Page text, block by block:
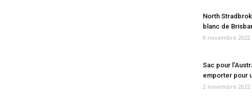
North
blanc de
9 novembre 2022
Sac pour
emporter pour
2 novembre 2022